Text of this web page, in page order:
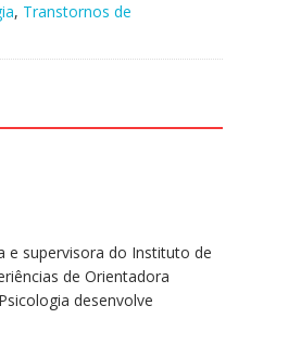
, Transtornos de
e supervisora do Instituto de
de Orientadora
desenvolve